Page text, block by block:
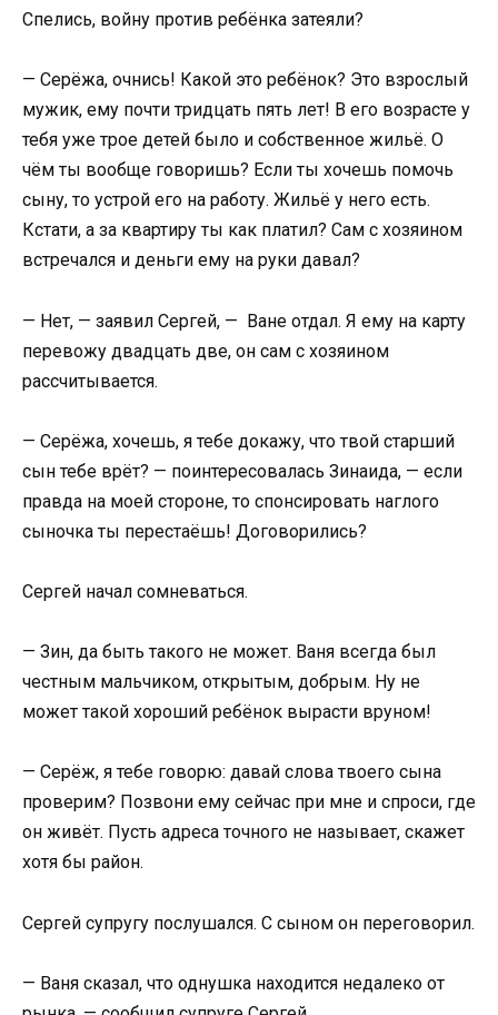
Спелись, войну против ребёнка затеяли?
— Серёжа, очнись! Какой это ребёнок? Это взрослый
мужик, ему почти тридцать пять лет! В его возрасте у
тебя уже трое детей было и собственное жильё. О
чём ты вообще говоришь? Если ты хочешь помочь
сыну, то устрой его на работу. Жильё у него есть.
Кстати, а за квартиру ты как платил? Сам с хозяином
встречался и деньги ему на руки давал?
— Нет, — заявил Сергей, — Ване отдал. Я ему на карту
перевожу двадцать две, он сам с хозяином
рассчитывается.
— Серёжа, хочешь, я тебе докажу, что твой старший
сын тебе врёт? — поинтересовалась Зинаида, — если
правда на моей стороне, то спонсировать наглого
сыночка ты перестаёшь! Договорились?
Сергей начал сомневаться.
— Зин, да быть такого не может. Ваня всегда был
честным мальчиком, открытым, добрым. Ну не
может такой хороший ребёнок вырасти вруном!
— Серёж, я тебе говорю: давай слова твоего сына
проверим? Позвони ему сейчас при мне и спроси, где
он живёт. Пусть адреса точного не называет, скажет
хотя бы район.
Сергей супругу послушался. С сыном он переговорил.
— Ваня сказал, что однушка находится недалеко от